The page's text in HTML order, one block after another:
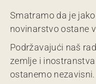
Smatramo da je
novinarstvo ostane
Podržavajući naš
zemlje i
ostanemo nezavisni.